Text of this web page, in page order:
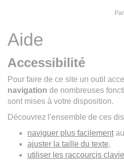
Aide
Accessibilité
Pour faire de ce site un outil
navigation de nombreuses
sont mises à votre disposition.
Découvrez l'ensemble de ces
naviguer plus facilementau
ajuster la taille du texte,
utiliser les raccourcis